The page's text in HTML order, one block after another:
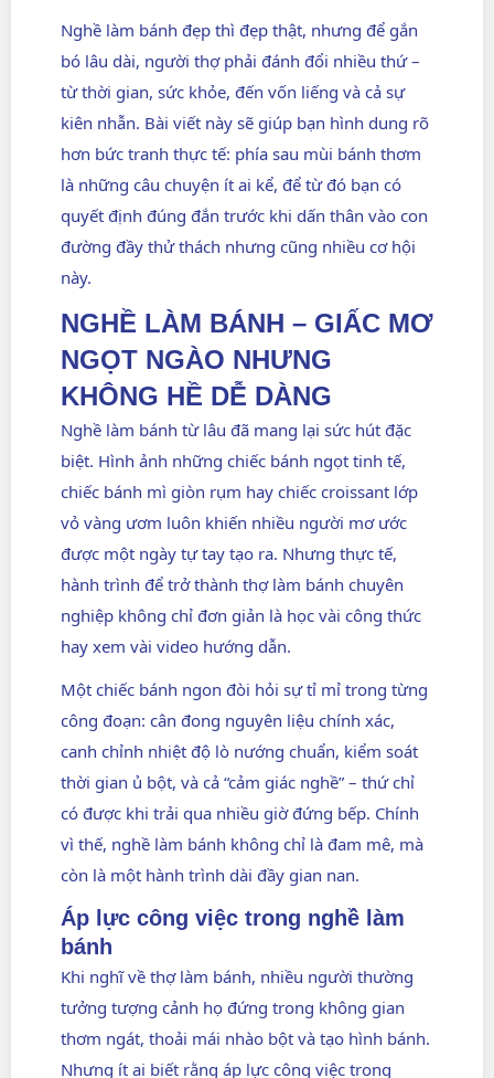
Nghề làm bánh đẹp thì đẹp thật, nhưng để gắn
bó lâu dài, người thợ phải đánh đổi nhiều thứ –
từ thời gian, sức khỏe, đến vốn liếng và cả sự
kiên nhẫn. Bài viết này sẽ giúp bạn hình dung rõ
hơn bức tranh thực tế: phía sau mùi bánh thơm
là những câu chuyện ít ai kể, để từ đó bạn có
quyết định đúng đắn trước khi dấn thân vào con
đường đầy thử thách nhưng cũng nhiều cơ hội
này.
NGHỀ LÀM BÁNH – GIẤC MƠ
NGỌT NGÀO NHƯNG
KHÔNG HỀ DỄ DÀNG
Nghề làm bánh từ lâu đã mang lại sức hút đặc
biệt. Hình ảnh những chiếc bánh ngọt tinh tế,
chiếc bánh mì giòn rụm hay chiếc croissant lớp
vỏ vàng ươm luôn khiến nhiều người mơ ước
được một ngày tự tay tạo ra. Nhưng thực tế,
hành trình để trở thành thợ làm bánh chuyên
nghiệp không chỉ đơn giản là học vài công thức
hay xem vài video hướng dẫn.
Một chiếc bánh ngon đòi hỏi sự tỉ mỉ trong từng
công đoạn: cân đong nguyên liệu chính xác,
canh chỉnh nhiệt độ lò nướng chuẩn, kiểm soát
thời gian ủ bột, và cả “cảm giác nghề” – thứ chỉ
có được khi trải qua nhiều giờ đứng bếp. Chính
vì thế, nghề làm bánh không chỉ là đam mê, mà
còn là một hành trình dài đầy gian nan.
Áp lực công việc trong nghề làm
bánh
Khi nghĩ về thợ làm bánh, nhiều người thường
tưởng tượng cảnh họ đứng trong không gian
thơm ngát, thoải mái nhào bột và tạo hình bánh.
Nhưng ít ai biết rằng áp lực công việc trong